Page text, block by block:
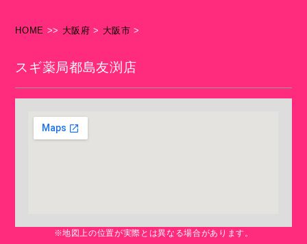
HOME >> 大阪府 > 大阪市 >
スギ薬局都島友渕店
※地図上の位置が実際とは異なる場合があります。